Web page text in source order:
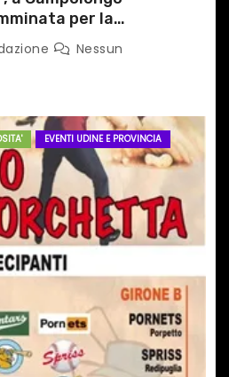
per la
del senoNessun
EVENTI UDINE E PROVINCIA